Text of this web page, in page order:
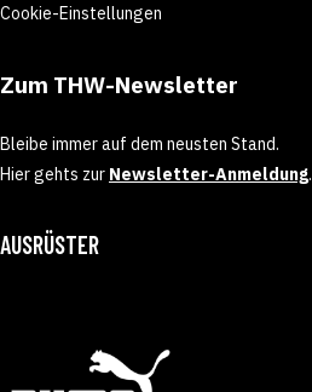
Cookie-Einstellungen
Zum THW-Newsletter
Bleibe immer auf dem neusten Stand.
Hier gehts zur Newsletter-Anmeldung.
AUSRÜSTER